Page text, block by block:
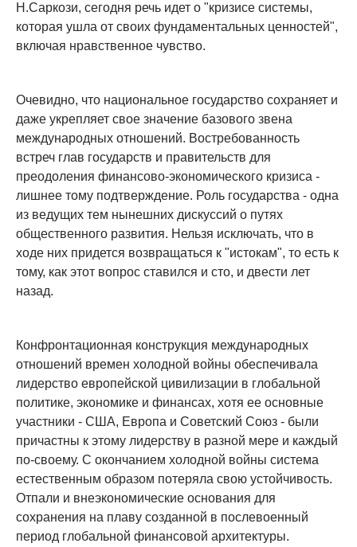
Н.Саркози, сегодня речь идет о "кризисе системы,
которая ушла от своих фундаментальных ценностей",
включая нравственное чувство.
Очевидно, что национальное государство сохраняет и
даже укрепляет свое значение базового звена
международных отношений. Востребованность
встреч глав государств и правительств для
преодоления финансово-экономического кризиса -
лишнее тому подтверждение. Роль государства - одна
из ведущих тем нынешних дискуссий о путях
общественного развития. Нельзя исключать, что в
ходе них придется возвращаться к "истокам", то есть к
тому, как этот вопрос ставился и сто, и двести лет
назад.
Конфронтационная конструкция международных
отношений времен холодной войны обеспечивала
лидерство европейской цивилизации в глобальной
политике, экономике и финансах, хотя ее основные
участники - США, Европа и Советский Союз - были
причастны к этому лидерству в разной мере и каждый
по-своему. С окончанием холодной войны система
естественным образом потеряла свою устойчивость.
Отпали и внеэкономические основания для
сохранения на плаву созданной в послевоенный
период глобальной финансовой архитектуры.